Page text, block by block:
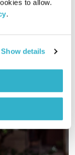
to allow.
.
Show details
הדיבור של אליוט
השירים והיוצרים